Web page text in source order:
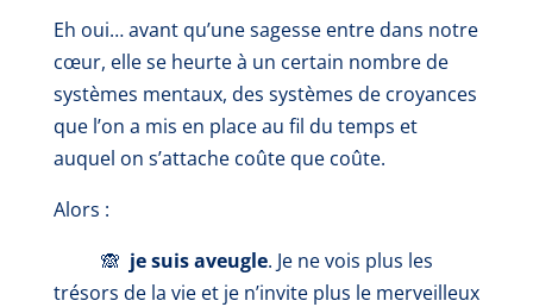
Eh oui… avant qu’une sagesse entre dans notre
cœur, elle se heurte à un certain nombre de
systèmes mentaux, des systèmes de croyances
que l’on a mis en place au fil du temps et
auquel on s’attache coûte que coûte.
Alors :
🙈 je suis aveugle. Je ne vois plus les
trésors de la vie et je n’invite plus le merveilleux